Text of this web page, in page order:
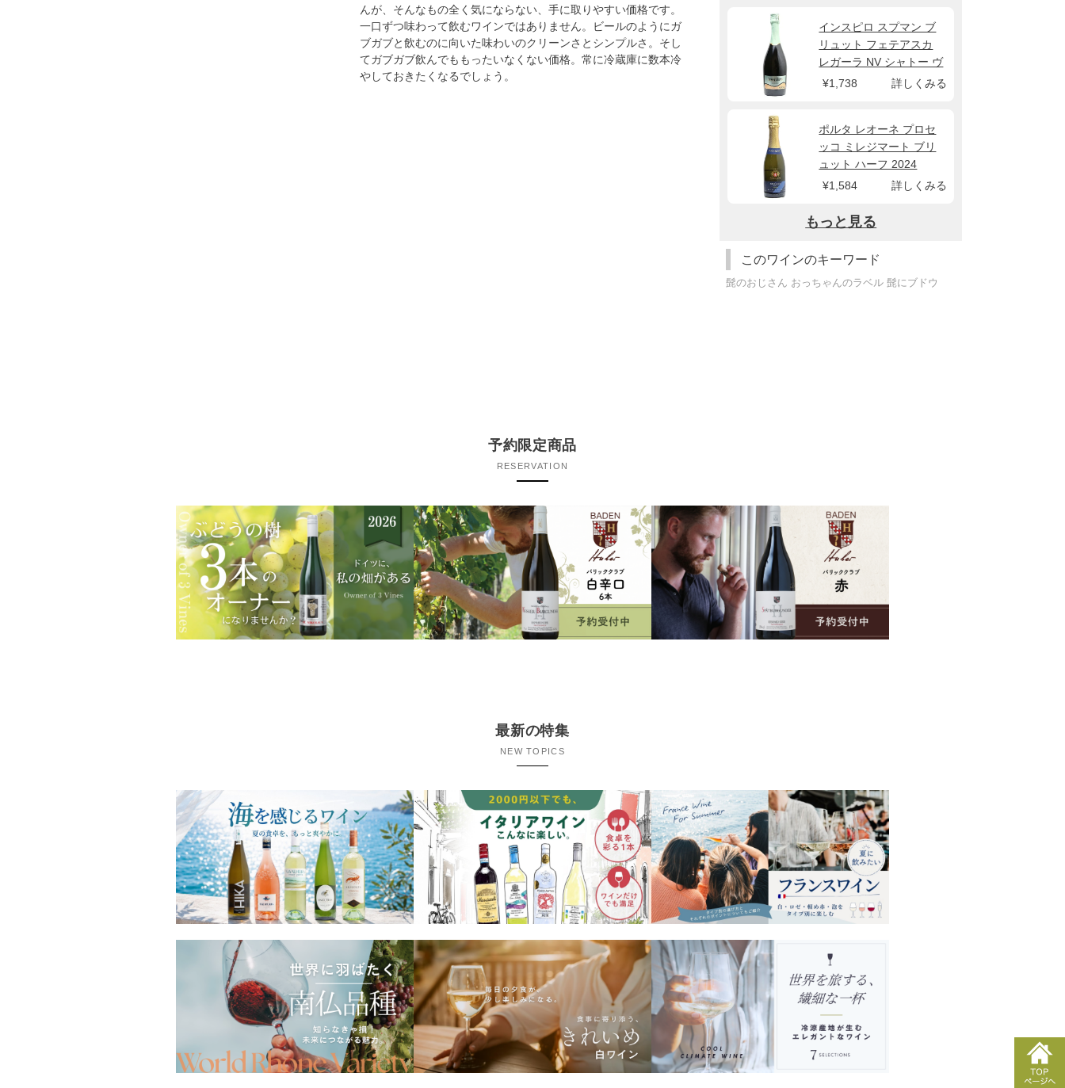
んが、そんなもの全く気にならない、手に取りやすい価格です。
一口ずつ味わって飲むワインではありません。ビールのようにガ
ブガブと飲むのに向いた味わいのクリーンさとシンプルさ。そし
てガブガブ飲んでももったいなくない価格。常に冷蔵庫に数本冷
やしておきたくなるでしょう。
インスピロ スプマン ブ
リュット フェテアスカ
レガーラ NV シャトー ヴ
ァルテリー
¥1,738 詳しくみる
ポルタ レオーネ プロセ
ッコ ミレジマート ブリ
ュット ハーフ 2024
375ml
¥1,584 詳しくみる
もっと見る
このワインのキーワード
髭のおじさん おっちゃんのラベル 髭にブドウ
予約限定商品
RESERVATION
最新の特集
NEW TOPICS